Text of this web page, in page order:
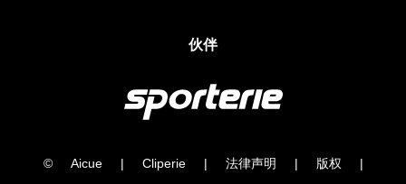
伙伴
© Aicue | Cliperie | 法律声明 | 版权 |